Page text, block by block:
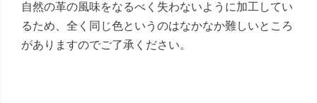
自然の革の風味をなるべく失わないように加工してい
るため、全く同じ色というのはなかなか難しいところ
がありますのでご了承ください。